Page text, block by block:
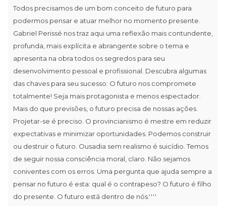
Todos precisamos de um bom conceito de futuro para
podermos pensar e atuar melhor no momento presente.
Gabriel Perissé nos traz aqui uma reflexão mais contundente,
profunda, mais explícita e abrangente sobre o tema e
apresenta na obra todos os segredos para seu
desenvolvimento pessoal e profissional. Descubra algumas
das chaves para seu sucesso: O futuro nos compromete
totalmente! Seja mais protagonista e menos espectador.
Mais do que previsões, o futuro precisa de nossas ações.
Projetar-se é preciso. O provincianismo é mestre em reduzir
expectativas e minimizar oportunidades. Podemos construir
ou destruir o futuro. Ousadia sem realismo é suicídio. Temos
de seguir nossa consciência moral, claro. Não sejamos
coniventes com os erros. Uma pergunta que ajuda sempre a
pensar no futuro é esta: qual é o contrapeso? O futuro é filho
do presente. O futuro está dentro de nós.''''